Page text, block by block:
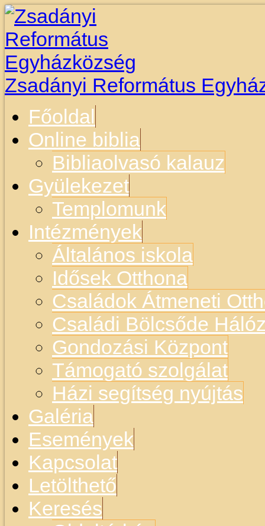
Zsadányi Református
Főoldal
Online biblia
Bibliaolvasó kalauz
Gyülekezet
Templomunk
Intézmények
Általános iskola
Idősek Otthona
Családok Átmeneti
Családi Bölcsőde
Gondozási Központ
Támogató szolgálat
Házi segítség nyújtás
Galéria
Események
Kapcsolat
Letölthető
Keresés